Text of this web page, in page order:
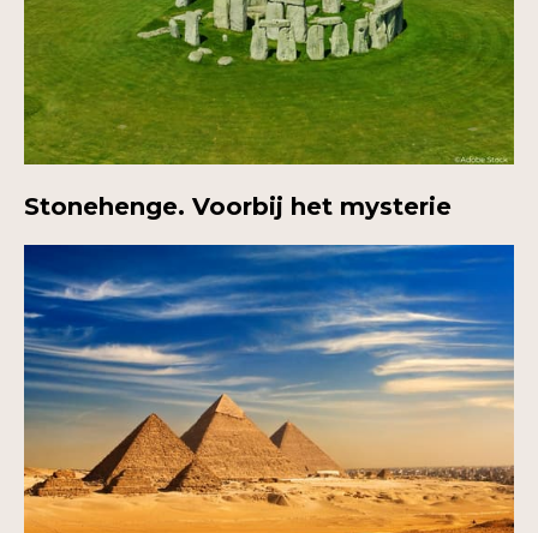
Stonehenge. Voorbij het mysterie